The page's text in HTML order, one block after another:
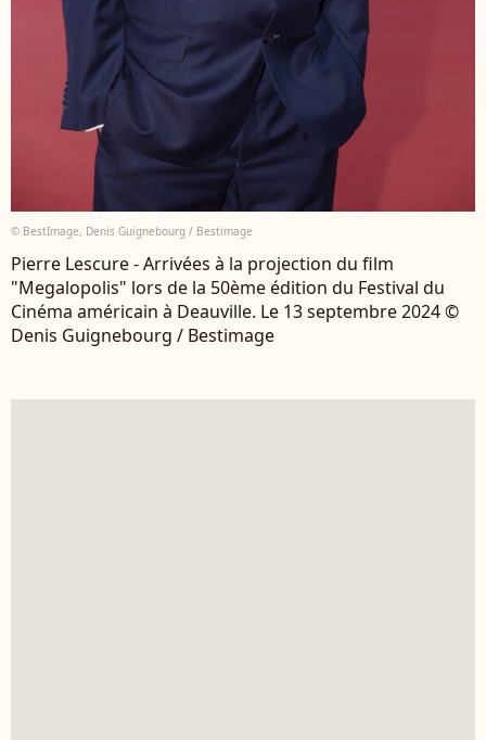
© BestImage, Denis Guignebourg / Bestimage
Pierre Lescure - Arrivées à la projection du film
"Megalopolis" lors de la 50ème édition du Festival du
Cinéma américain à Deauville. Le 13 septembre 2024 ©
Denis Guignebourg / Bestimage